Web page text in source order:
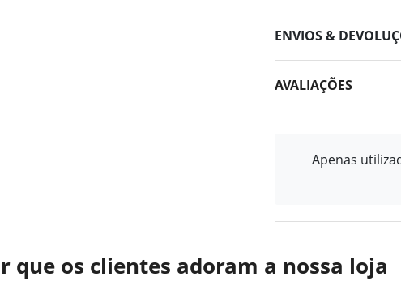
ENVIOS &
AVALIAÇÕES
Apenas
que os clientes adoram a nossa loja